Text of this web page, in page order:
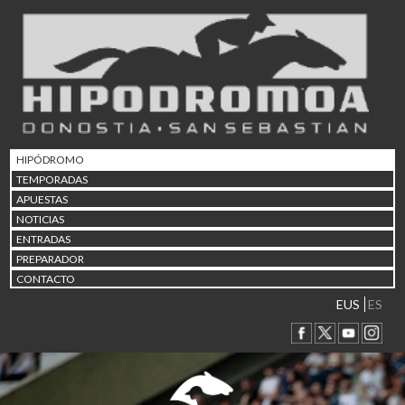
HIPÓDROMO
TEMPORADAS
APUESTAS
NOTICIAS
ENTRADAS
PREPARADOR
CONTACTO
EUS ES
02/08 17:30 Abuztuaren 2a / 2 de
Abuztuaren 9a / 9 de
12/08 12:24 Abuztaren 12a / 12 de
15/08 17:05 Abuztuaren 15a / 15 de
23/08 17:30 Abuztuaren 23a / 23 de
30/08 17:30 Abuztuaren 30a / 30 de
02/09 11:15
06/09 17:30 Irailaren 6a / 6 de
Irailaren 13a / 13 de
30/09 11:30 Irailaren 30a / 30 de